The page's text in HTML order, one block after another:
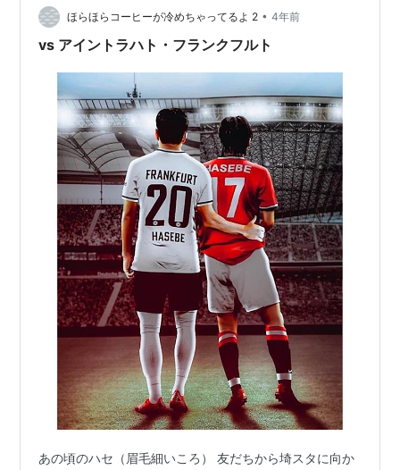
ほらほらコーヒーが冷めちゃってるよ 2 • 4年前
vs アイントラハト・フランクフルト
あの頃のハセ（眉毛細いころ） 友だちから埼スタに向か